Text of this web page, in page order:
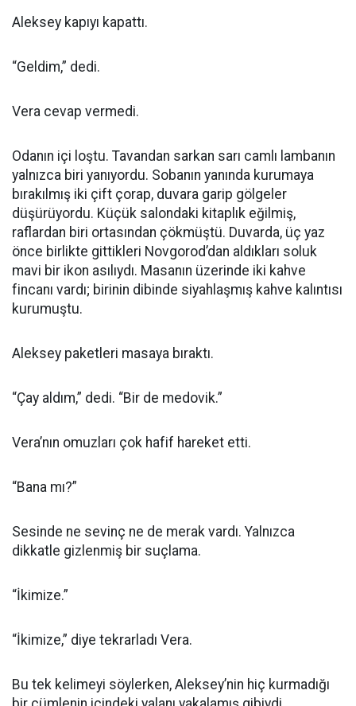
Aleksey kapıyı kapattı.
“Geldim,” dedi.
Vera cevap vermedi.
Odanın içi loştu. Tavandan sarkan sarı camlı lambanın
yalnızca biri yanıyordu. Sobanın yanında kurumaya
bırakılmış iki çift çorap, duvara garip gölgeler
düşürüyordu. Küçük salondaki kitaplık eğilmiş,
raflardan biri ortasından çökmüştü. Duvarda, üç yaz
önce birlikte gittikleri Novgorod’dan aldıkları soluk
mavi bir ikon asılıydı. Masanın üzerinde iki kahve
fincanı vardı; birinin dibinde siyahlaşmış kahve kalıntısı
kurumuştu.
Aleksey paketleri masaya bıraktı.
“Çay aldım,” dedi. “Bir de medovik.”
Vera’nın omuzları çok hafif hareket etti.
“Bana mı?”
Sesinde ne sevinç ne de merak vardı. Yalnızca
dikkatle gizlenmiş bir suçlama.
“İkimize.”
“İkimize,” diye tekrarladı Vera.
Bu tek kelimeyi söylerken, Aleksey’nin hiç kurmadığı